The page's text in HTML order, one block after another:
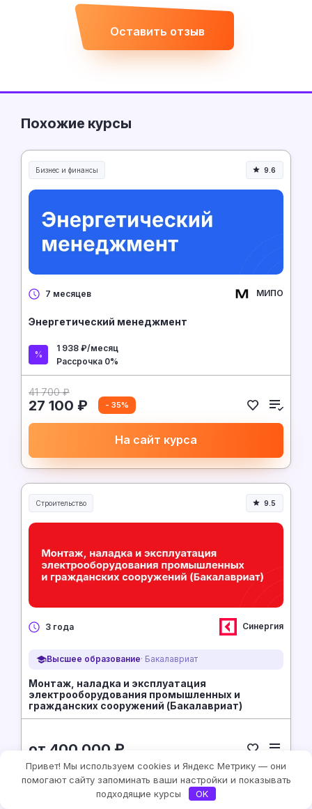
Оставить отзыв
Похожие курсы
Бизнес и финансы 9.6
7 месяцев МИПО
Энергетический менеджмент
1 938 ₽/месяц
Рассрочка 0%
41 700 ₽
27 100 ₽ - 35%
На сайт курса
Строительство
Строительство и инженерия
9.5
3 года Синергия
Высшее образование· Бакалавриат
Монтаж, наладка и эксплуатация
электрооборудования промышленных и
гражданских сооружений (Бакалавриат)
от 400 000 ₽
за семестр · полная 400 000 ₽
На сайт курса
Привет! Мы используем cookies и Яндекс Метрику — они
помогают сайту запоминать ваши настройки и показывать
подходящие курсы
OK